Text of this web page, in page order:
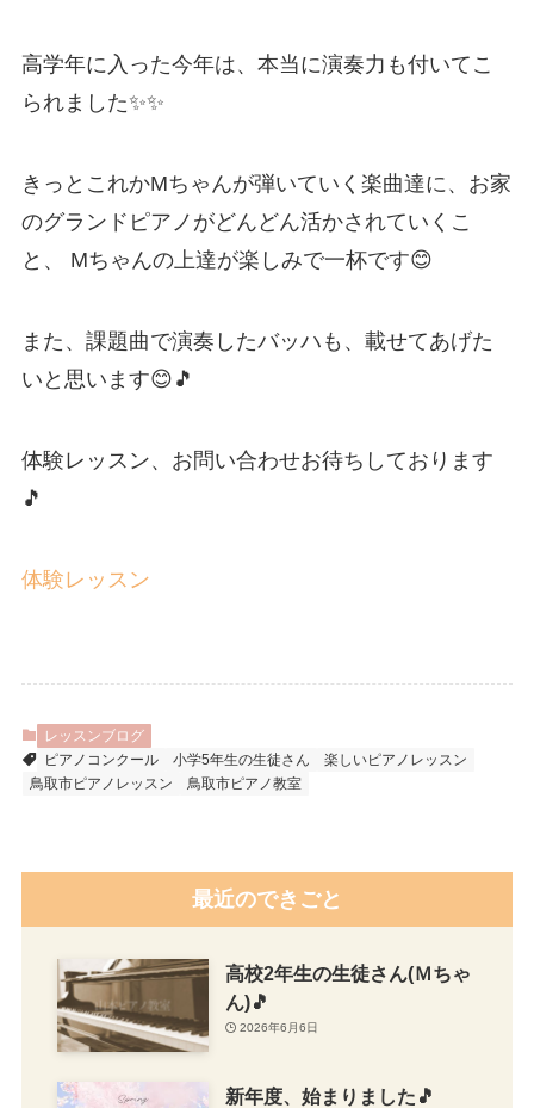
高学年に入った今年は、本当に演奏力も付いてこ
られました✨✨
きっとこれかMちゃんが弾いていく楽曲達に、お家
のグランドピアノがどんどん活かされていくこ
と、 Mちゃんの上達が楽しみで一杯です😊
また、課題曲で演奏したバッハも、載せてあげた
いと思います😊🎵
体験レッスン、お問い合わせお待ちしております
🎵
体験レッスン
レッスンブログ
ピアノコンクール
小学5年生の生徒さん
楽しいピアノレッスン
鳥取市ピアノレッスン
鳥取市ピアノ教室
最近のできごと
高校2年生の生徒さん(Ｍちゃ
ん)🎵
2026年6月6日
新年度、始まりました🎵